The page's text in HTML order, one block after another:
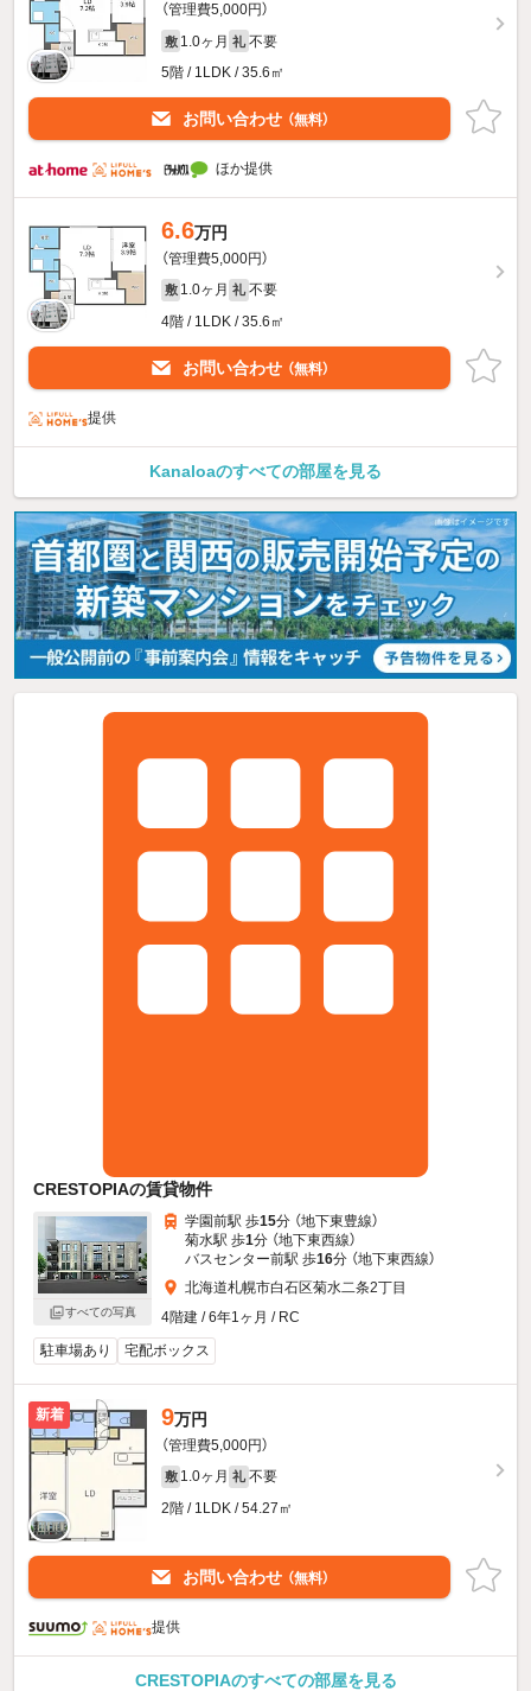
（管理費5,000円）
敷 1.0ヶ月 礼 不要
5階 / 1LDK / 35.6㎡
お問い合わせ （無料）
ほか提供
6.6万円
（管理費5,000円）
敷 1.0ヶ月 礼 不要
4階 / 1LDK / 35.6㎡
お問い合わせ （無料）
提供
Kanaloaのすべての部屋を見る
CRESTOPIAの賃貸物件
すべての写真
学園前駅 歩15分 （地下東豊線）
菊水駅 歩1分 （地下東西線）
バスセンター前駅 歩16分 （地下東西線）
北海道札幌市白石区菊水二条2丁目
4階建 / 6年1ヶ月 / RC
駐車場あり
宅配ボックス
新着 9万円
（管理費5,000円）
敷 1.0ヶ月 礼 不要
2階 / 1LDK / 54.27㎡
お問い合わせ （無料）
提供
CRESTOPIAのすべての部屋を見る